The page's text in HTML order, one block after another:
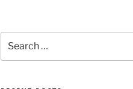
for: